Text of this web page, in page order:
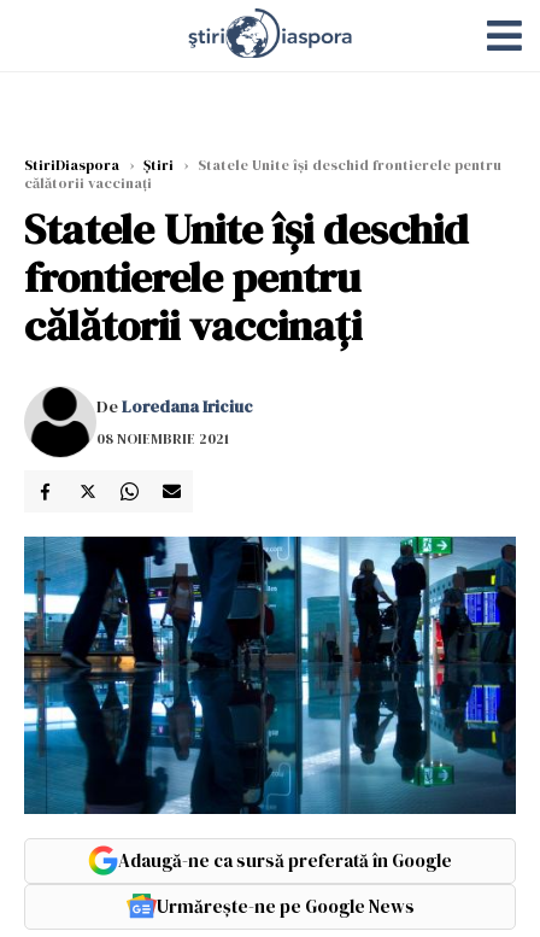
StiriDiaspora › Știri › Statele Unite îşi deschid frontierele pentru
călătorii vaccinaţi
Statele Unite îşi deschid
frontierele pentru
călătorii vaccinaţi
DeLoredana Iriciuc
08 NOIEMBRIE 2021
Adaugă-ne ca sursă preferată în Google
Urmărește-ne pe Google News